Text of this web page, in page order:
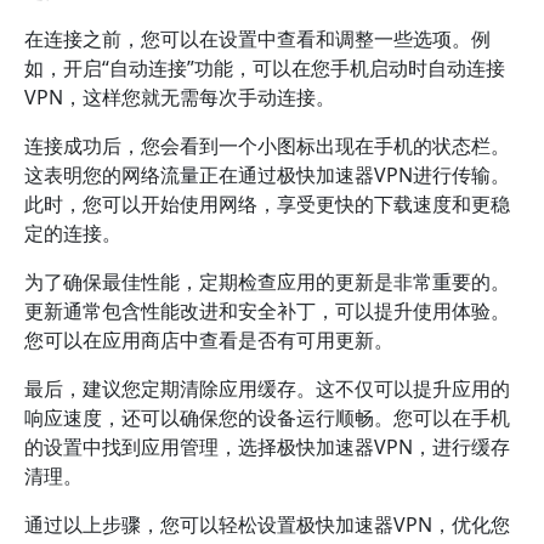
在连接之前，您可以在设置中查看和调整一些选项。例
如，开启“自动连接”功能，可以在您手机启动时自动连接
VPN，这样您就无需每次手动连接。
连接成功后，您会看到一个小图标出现在手机的状态栏。
这表明您的网络流量正在通过极快加速器VPN进行传输。
此时，您可以开始使用网络，享受更快的下载速度和更稳
定的连接。
为了确保最佳性能，定期检查应用的更新是非常重要的。
更新通常包含性能改进和安全补丁，可以提升使用体验。
您可以在应用商店中查看是否有可用更新。
最后，建议您定期清除应用缓存。这不仅可以提升应用的
响应速度，还可以确保您的设备运行顺畅。您可以在手机
的设置中找到应用管理，选择极快加速器VPN，进行缓存
清理。
通过以上步骤，您可以轻松设置极快加速器VPN，优化您